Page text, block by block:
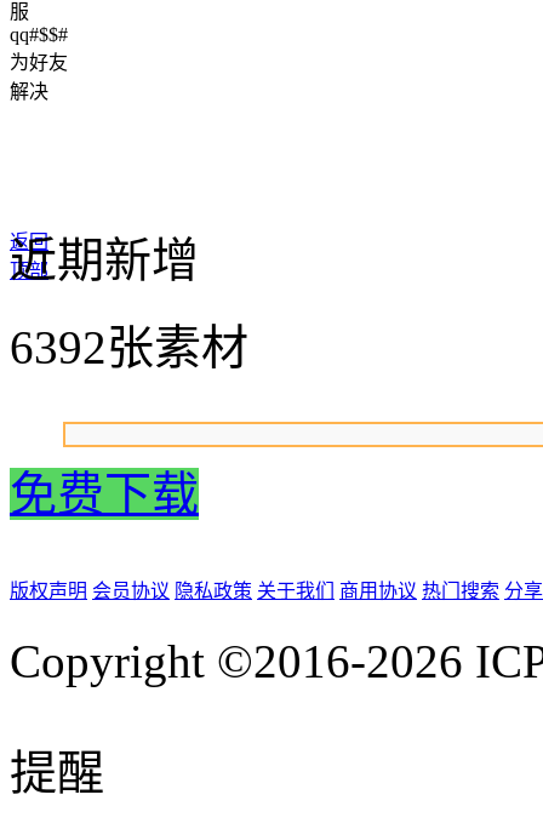
服
qq#$$#
为好友
解决
返回
顶部
近期新增
6392张素材
免费下载
版权声明 会员协议 隐私政策 关于我们 商用协议 热门搜索 分
Copyright ©2016-2026
提醒